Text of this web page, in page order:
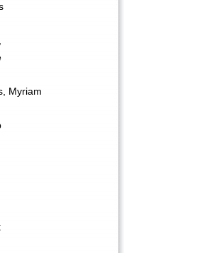
Myriam